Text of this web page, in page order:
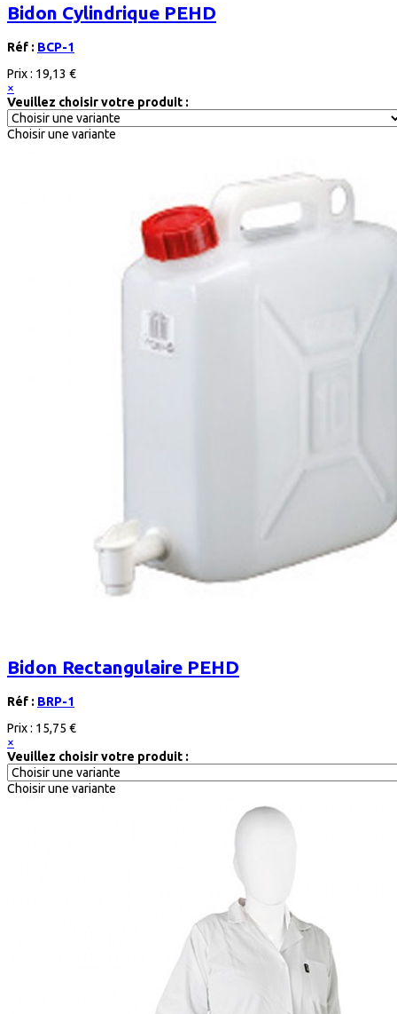
Bidon Cylindrique PEHD
Réf : BCP-1
Prix : 19,13 €
×
Veuillez choisir votre produit :
Choisir une variante
Bidon Rectangulaire PEHD
Réf : BRP-1
Prix : 15,75 €
×
Veuillez choisir votre produit :
Choisir une variante